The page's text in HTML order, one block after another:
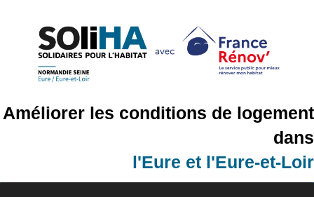
Améliorer les conditions de logement
dans
l'Eure et l'Eure-et-Loir